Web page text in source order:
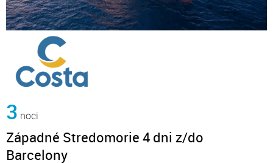
3 noci
Západné Stredomorie 4 dni z/do
Barcelony